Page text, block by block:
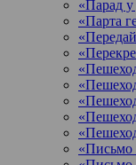
«Парад у
«Парта
«Письмо